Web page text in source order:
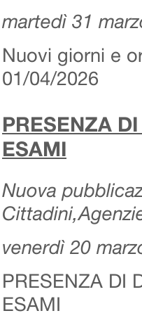
martedì 31
Nuovi giorni e
01/04/2026
PRESENZA
ESAMI
Nuova
venerdì 20
PRESENZA DI
ESAMI